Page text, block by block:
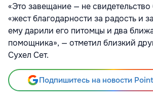
«Это завещание — не свидетельство
«жест благодарности за радость и
ему дарили его питомцы и два
помощника», — отметил близкий
Сухел Сет.
Подпишитесь на новости